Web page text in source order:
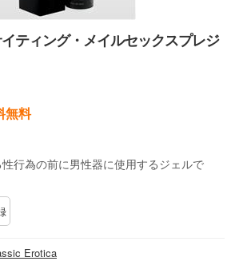
ティング・メイルセックスプレジ
無料
行為の前に男性器に使用するジェルで
Erotica